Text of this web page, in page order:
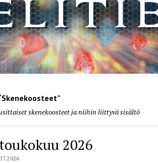
skenekoosteet ja niihin liittyvä sisältö
2026